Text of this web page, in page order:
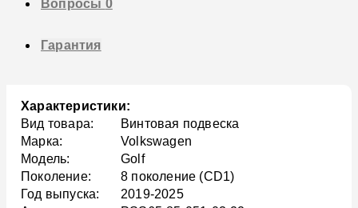
Вопросы 0
Гарантия
Характеристики:
Вид товара:
Винтовая подвеска
Марка:
Volkswagen
Модель:
Golf
Поколение:
8 поколение (CD1)
Год выпуска:
2019-2025